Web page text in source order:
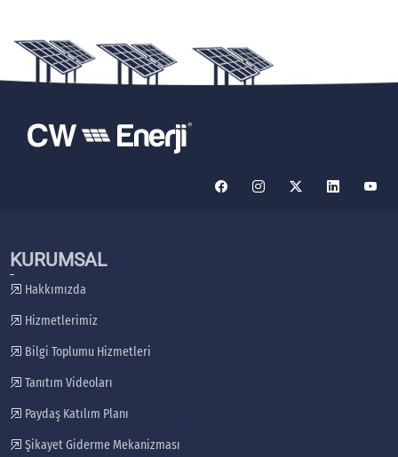
KURUMSAL
Hakkımızda
Hizmetlerimiz
Bilgi Toplumu Hizmetleri
Tanıtım Videoları
Paydaş Katılım Planı
Şikayet Giderme Mekanizması